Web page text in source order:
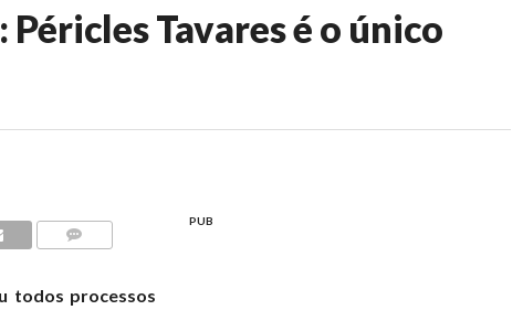
Tavares é o único
todos processos
PUB